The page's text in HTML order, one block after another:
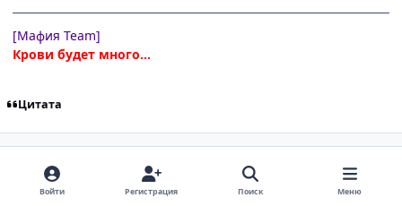
[Мафия Team]
Крови будет много...
Цитата
Flay
5 Марта, 2008 18 г
Войти Регистрация Поиск Меню